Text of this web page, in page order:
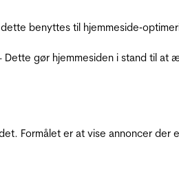
benyttes til
gør hjemmesiden i stand til
Formålet er at vise annoncer